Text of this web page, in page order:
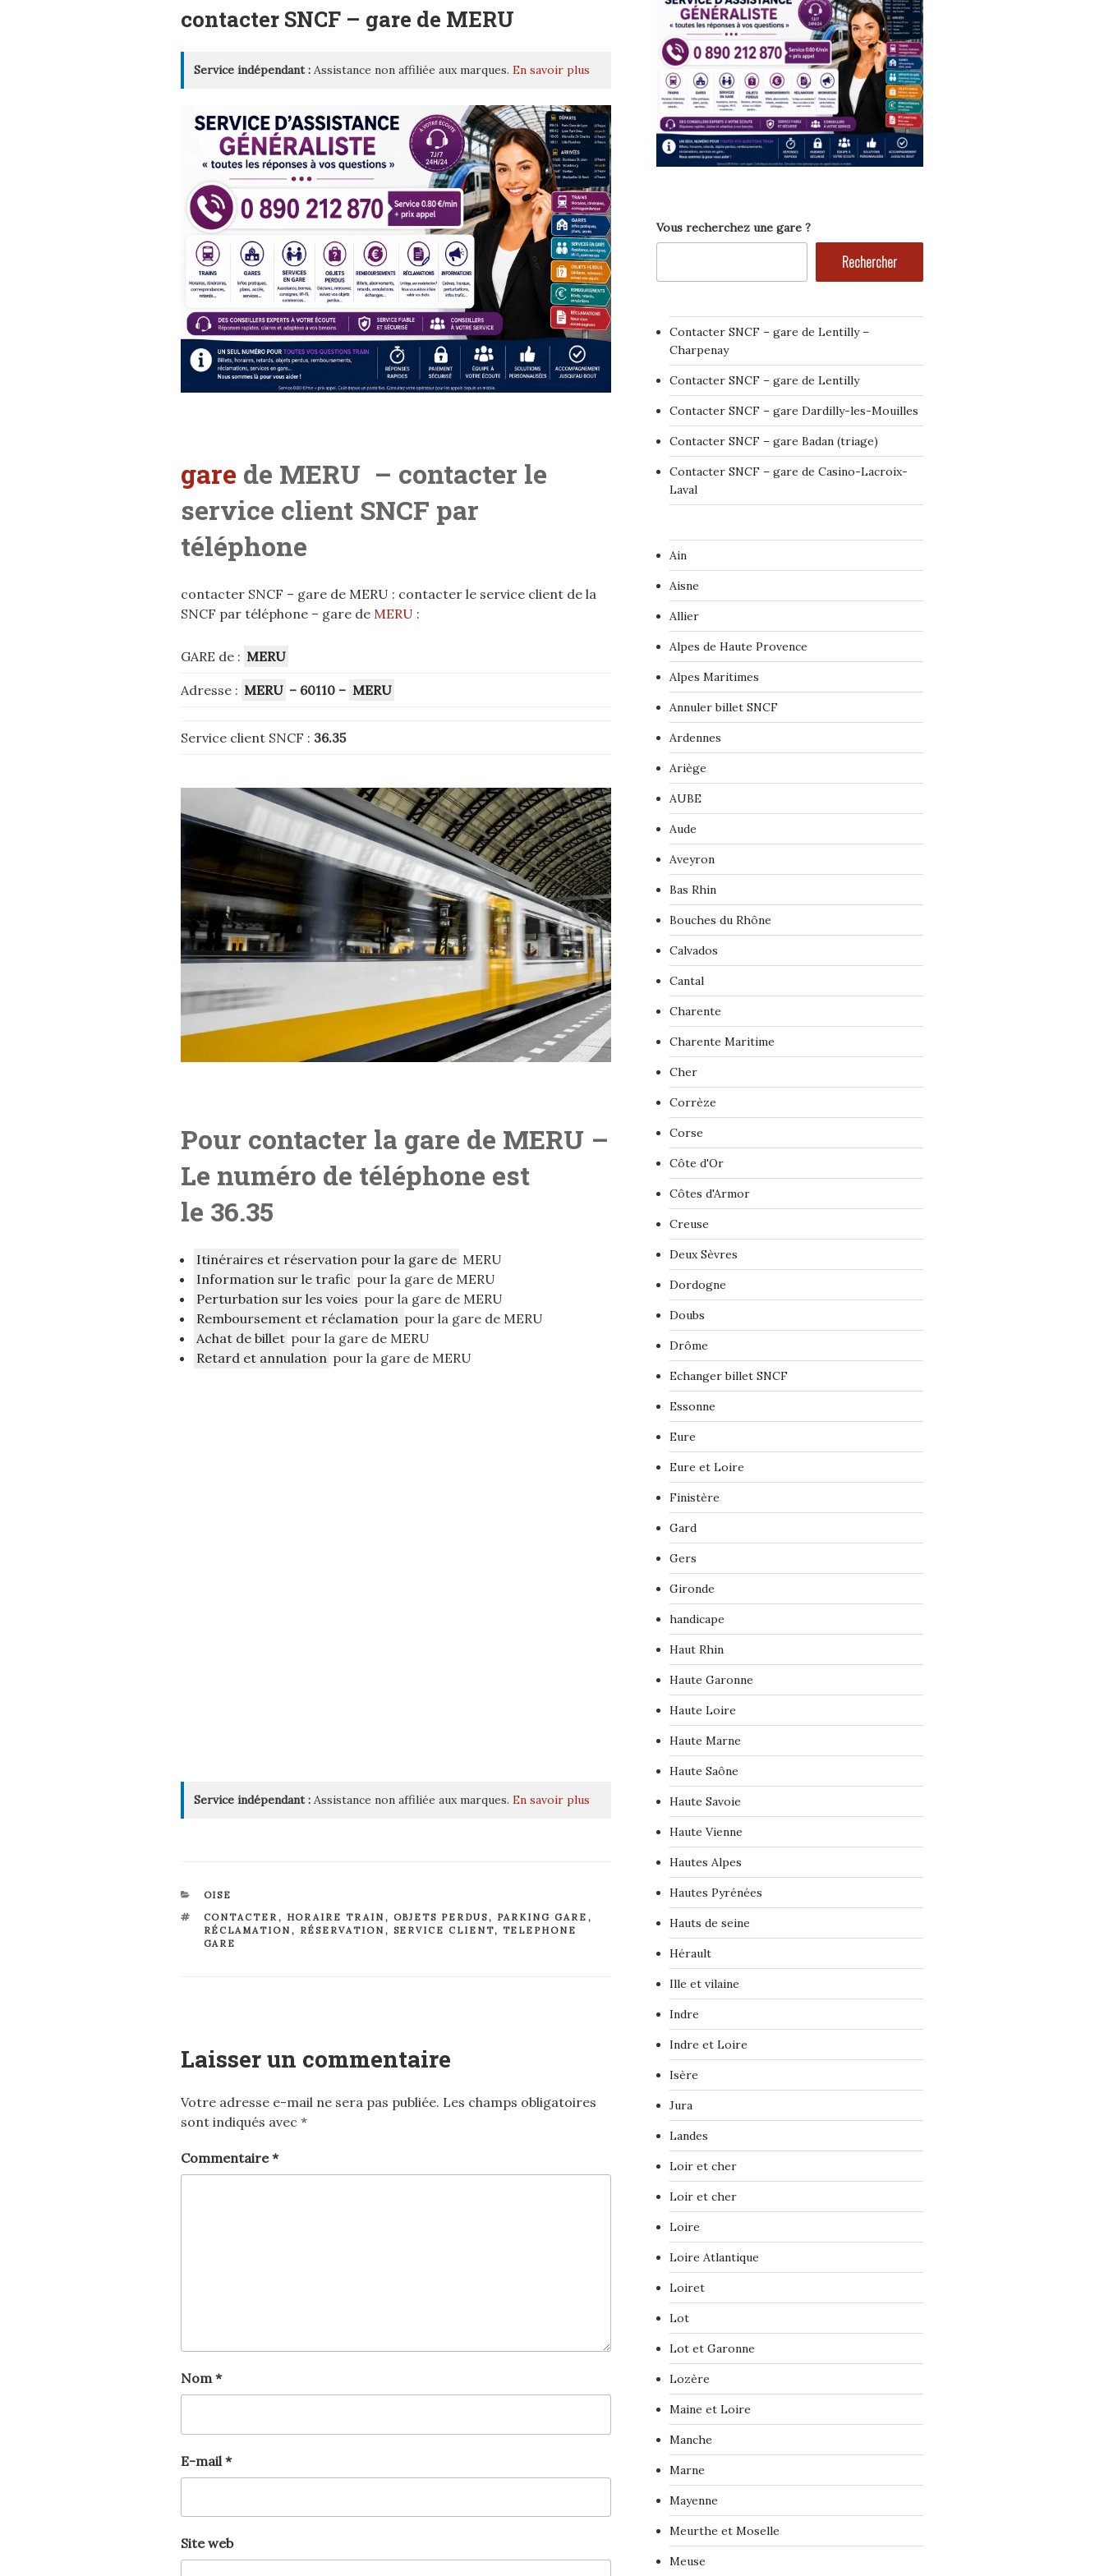
contacter SNCF – gare de MERU
Service indépendant : Assistance non affiliée aux marques. En savoir plus
gare de MERU – contacter le
service client SNCF par
téléphone
contacter SNCF – gare de MERU : contacter le service client de la
SNCF par téléphone – gare de MERU :
GARE de : MERU
Adresse : MERU – 60110 – MERU
Service client SNCF : 36.35
Pour contacter la gare de MERU –
Le numéro de téléphone est
le 36.35
Itinéraires et réservation pour la gare de MERU
Information sur le trafic pour la gare de MERU
Perturbation sur les voies pour la gare de MERU
Remboursement et réclamation pour la gare de MERU
Achat de billet pour la gare de MERU
Retard et annulation pour la gare de MERU
Service indépendant : Assistance non affiliée aux marques. En savoir plus
CATÉGORIES
OISE
ÉTIQUETTES
CONTACTER, HORAIRE TRAIN , OBJETS PERDUS, PARKING GARE ,
RÉCLAMATION , RÉSERVATION , SERVICE CLIENT, TELEPHONE
GARE
Laisser un commentaire
Votre adresse e-mail ne sera pas publiée. Les champs obligatoires
sont indiqués avec *
Commentaire*
Nom*
E-mail *
Site web
Vous recherchez une gare ?
Rechercher
Contacter SNCF – gare de Lentilly –
Charpenay
Contacter SNCF – gare de Lentilly
Contacter SNCF – gare Dardilly-les-Mouilles
Contacter SNCF – gare Badan (triage)
Contacter SNCF – gare de Casino-Lacroix-
Laval
Ain
Aisne
Allier
Alpes de Haute Provence
Alpes Maritimes
Annuler billet SNCF
Ardennes
Ariège
AUBE
Aude
Aveyron
Bas Rhin
Bouches du Rhône
Calvados
Cantal
Charente
Charente Maritime
Cher
Corrèze
Corse
Côte d'Or
Côtes d'Armor
Creuse
Deux Sèvres
Dordogne
Doubs
Drôme
Echanger billet SNCF
Essonne
Eure
Eure et Loire
Finistère
Gard
Gers
Gironde
handicape
Haut Rhin
Haute Garonne
Haute Loire
Haute Marne
Haute Saône
Haute Savoie
Haute Vienne
Hautes Alpes
Hautes Pyrénées
Hauts de seine
Hérault
Ille et vilaine
Indre
Indre et Loire
Isère
Jura
Landes
Loir et cher
Loir et cher
Loire
Loire Atlantique
Loiret
Lot
Lot et Garonne
Lozère
Maine et Loire
Manche
Marne
Mayenne
Meurthe et Moselle
Meuse